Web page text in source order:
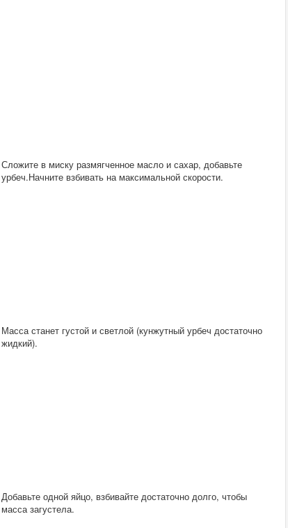
Сложите в миску размягченное масло и сахар, добавьте
урбеч.Начните взбивать на максимальной скорости.
Масса станет густой и светлой (кунжутный урбеч достаточно
жидкий).
Добавьте одной яйцо, взбивайте достаточно долго, чтобы
масса загустела.